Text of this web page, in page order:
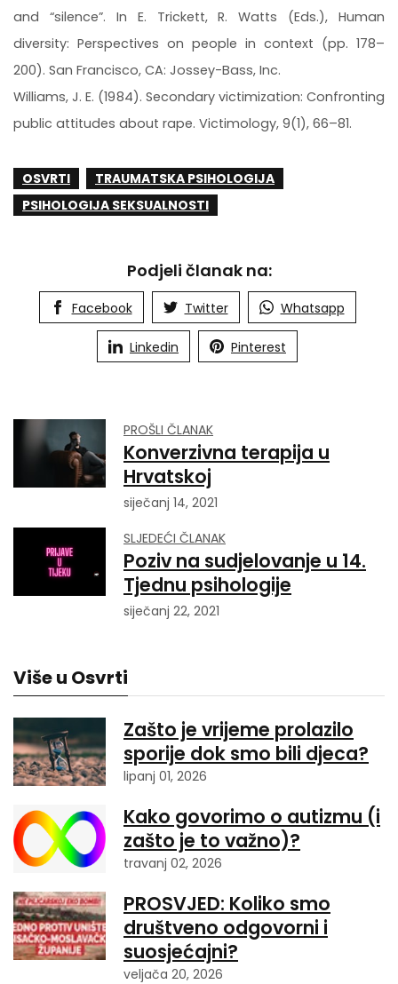
and “silence”. In E. Trickett, R. Watts (Eds.), Human
diversity: Perspectives on people in context (pp. 178–
200). San Francisco, CA: Jossey-Bass, Inc.
Williams, J. E. (1984). Secondary victimization: Confronting
public attitudes about rape. Victimology, 9(1), 66–81.
OSVRTI
TRAUMATSKA PSIHOLOGIJA
PSIHOLOGIJA SEKSUALNOSTI
Podjeli članak na:
Facebook Twitter Whatsapp
Linkedin Pinterest
PROŠLI ČLANAK
Konverzivna terapija u
Hrvatskoj
siječanj 14, 2021
SLJEDEĆI ČLANAK
Poziv na sudjelovanje u 14.
Tjednu psihologije
siječanj 22, 2021
Više u Osvrti
Zašto je vrijeme prolazilo
sporije dok smo bili djeca?
lipanj 01, 2026
Kako govorimo o autizmu (i
zašto je to važno)?
travanj 02, 2026
PROSVJED: Koliko smo
društveno odgovorni i
suosjećajni?
veljača 20, 2026